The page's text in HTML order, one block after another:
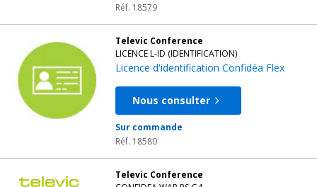
Réf. 18579
Televic Conference
LICENCE L-ID (IDENTIFICATION)
Licence d'identification Confidéa Flex
Nous consulter
Sur commande
Réf. 18580
Televic Conference